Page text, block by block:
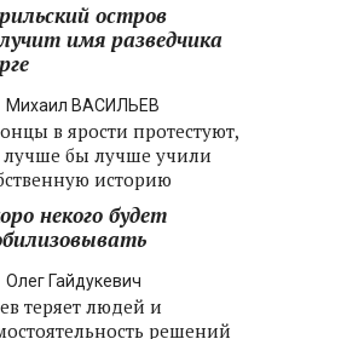
биржевому рынку и
званиям
остров
имя разведчика
Михаил ВАСИЛЬЕВ
в ярости протестуют,
бы лучше учили
историю
некого будет
Олег Гайдукевич
теряет людей и
решений